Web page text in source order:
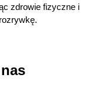
zdrowie fizyczne i